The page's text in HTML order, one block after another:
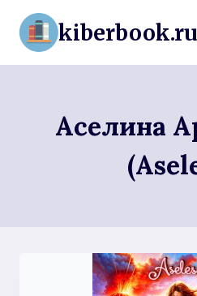
Перейти
содержимому
kiberbook.ru
Аселина